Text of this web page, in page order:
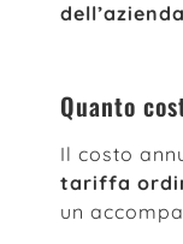
dell’azienda
Quanto
Il costo
tariffa
un